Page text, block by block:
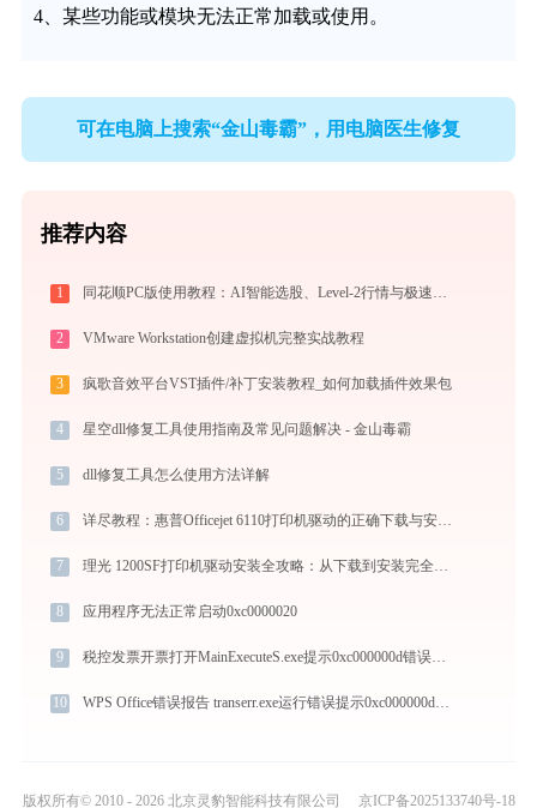
4、某些功能或模块无法正常加载或使用。
可在电脑上搜索“金山毒霸”，用电脑医生修复
推荐内容
1 同花顺PC版使用教程：AI智能选股、Level-2行情与极速交易一站式炒股指南
2 VMware Workstation创建虚拟机完整实战教程
3 疯歌音效平台VST插件/补丁安装教程_如何加载插件效果包
4 星空dll修复工具使用指南及常见问题解决 - 金山毒霸
5 dll修复工具怎么使用方法详解
6 详尽教程：惠普Officejet 6110打印机驱动的正确下载与安装方式
7 理光 1200SF打印机驱动安装全攻略：从下载到安装完全教程
8 应用程序无法正常启动0xc0000020
9 税控发票开票打开MainExecuteS.exe提示0xc000000d错误码怎么办
10 WPS Office错误报告 transerr.exe运行错误提示0xc000000d的解决办法
版权所有© 2010 - 2026 北京灵豹智能科技有限公司 京ICP备2025133740号-18